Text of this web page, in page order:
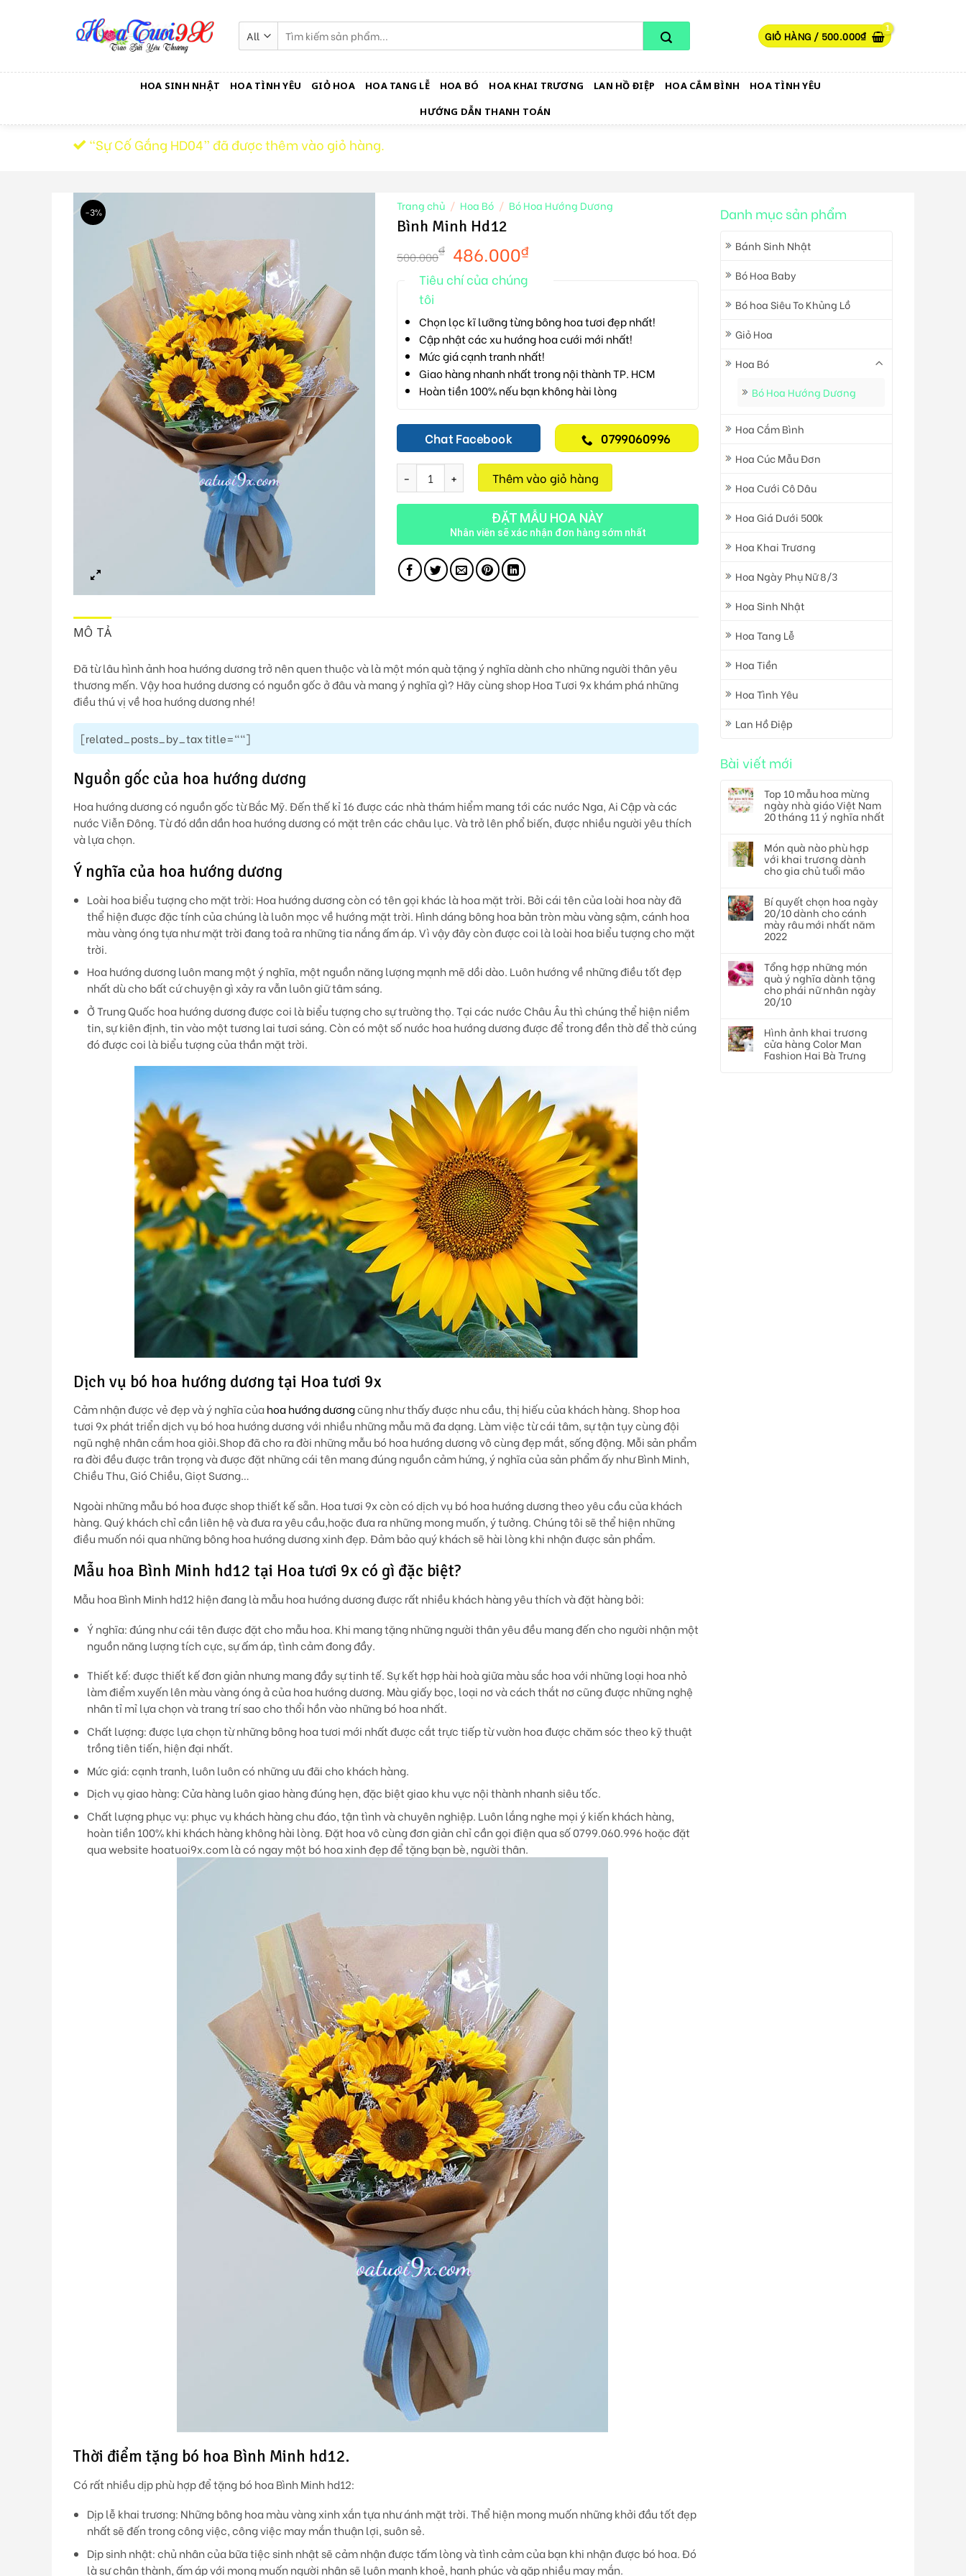
kiếm:
GIỎ HÀNG / 500.000₫
HOA SINH NHẬT HOA TÌNH YÊU GIỎ HOA HOA TANG LỄ HOA BÓ HOA KHAI TRƯƠNG LAN HỒ ĐIỆP HOA CẮM BÌNH
HOA TÌNH YÊU
HƯỚNG DẪN THANH TOÁN
“Sự Cố Gắng HD04” đã được thêm vào giỏ hàng.
Danh mục sản phẩm
Bánh Sinh Nhật
Bó Hoa Baby
Bó hoa Siêu To Khủng Lồ
Giỏ Hoa
Hoa Bó
Bó Hoa Hướng Dương
Hoa Cắm Bình
Hoa Cúc Mẫu Đơn
Hoa Cưới Cô Dâu
Hoa Giá Dưới 500k
Hoa Khai Trương
Hoa Ngày Phụ Nữ 8/3
Hoa Sinh Nhật
Hoa Tang Lễ
Hoa Tiền
Hoa Tình Yêu
Lan Hồ Điệp
Bài viết mới
Top 10 mẫu hoa mừng
ngày nhà giáo Việt Nam
20 tháng 11 ý nghĩa nhất
Món quà nào phù hợp
với khai trương dành
cho gia chủ tuổi mão
Bí quyết chọn hoa ngày
20/10 dành cho cánh
mày râu mới nhất năm
2022
Tổng hợp những món
quà ý nghĩa dành tặng
cho phái nữ nhân ngày
20/10
Hình ảnh khai trương
cửa hàng Color Man
Fashion Hai Bà Trưng
-3% Trang chủ / Hoa Bó / Bó Hoa Hướng Dương
Bình Minh Hd12
500.000₫ 486.000₫
Tiêu chí của chúng
tôi
Chọn lọc kĩ lưỡng từng bông hoa tươi đẹp nhất!
Cập nhật các xu hướng hoa cưới mới nhất!
Mức giá cạnh tranh nhất!
Giao hàng nhanh nhất trong nội thành TP. HCM
Hoàn tiền 100% nếu bạn không hài lòng
Chat Facebook 0799060996
Bình Minh Hd12 số lượngThêm vào giỏ hàng
ĐẶT MẪU HOA NÀY
Nhân viên sẽ xác nhận đơn hàng sớm nhất
MÔ TẢ
Đã từ lâu hình ảnh hoa hướng dương trở nên quen thuộc và là một món quà tặng ý nghĩa dành cho những người thân yêu
thương mến. Vậy hoa hướng dương có nguồn gốc ở đâu và mang ý nghĩa gì? Hãy cùng shop Hoa Tươi 9x khám phá những
điều thú vị về hoa hướng dương nhé!
[related_posts_by_tax title=""]
Nguồn gốc của hoa hướng dương
Hoa hướng dương có nguồn gốc từ Bắc Mỹ. Đến thế kỉ 16 được các nhà thám hiểm mang tới các nước Nga, Ai Cập và các
nước Viễn Đông. Từ đó dần dần hoa hướng dương có mặt trên các châu lục. Và trở lên phổ biến, được nhiều người yêu thích
và lựa chọn.
Ý nghĩa của hoa hướng dương
Loài hoa biểu tượng cho mặt trời: Hoa hướng dương còn có tên gọi khác là hoa mặt trời. Bởi cái tên của loài hoa này đã
thể hiện được đặc tính của chúng là luôn mọc về hướng mặt trời. Hình dáng bông hoa bản tròn màu vàng sậm, cánh hoa
màu vàng óng tựa như mặt trời đang toả ra những tia nắng ấm áp. Vì vậy đây còn được coi là loài hoa biểu tượng cho mặt
trời.
Hoa hướng dương luôn mang một ý nghĩa, một nguồn năng lượng mạnh mẽ dồi dào. Luôn hướng về những điều tốt đẹp
nhất dù cho bất cứ chuyện gì xảy ra vẫn luôn giữ tâm sáng.
Ở Trung Quốc hoa hướng dương được coi là biểu tượng cho sự trường thọ. Tại các nước Châu Âu thì chúng thể hiện niềm
tin, sự kiên định, tin vào một tương lai tươi sáng. Còn có một số nước hoa hướng dương được để trong đền thờ để thờ cúng
đó được coi là biểu tượng của thần mặt trời.
Dịch vụ bó hoa hướng dương tại Hoa tươi 9x
Cảm nhận được vẻ đẹp và ý nghĩa củahoa hướng dươngcũng như thấy được nhu cầu, thị hiếu của khách hàng. Shop hoa
tươi 9x phát triển dịch vụ bó hoa hướng dương với nhiều những mẫu mã đa dạng. Làm việc từ cái tâm, sự tận tụy cùng đội
ngũ nghệ nhân cắm hoa giỏi.Shop đã cho ra đời những mẫu bó hoa hướng dương vô cùng đẹp mắt, sống động. Mỗi sản phẩm
ra đời đều được trân trọng và được đặt những cái tên mang đúng nguồn cảm hứng, ý nghĩa của sản phẩm ấy như Bình Minh,
Chiều Thu, Gió Chiều, Giọt Sương…
Ngoài những mẫu bó hoa được shop thiết kế sẵn. Hoa tươi 9x còn có dịch vụ bó hoa hướng dương theo yêu cầu của khách
hàng. Quý khách chỉ cần liên hệ và đưa ra yêu cầu,hoặc đưa ra những mong muốn, ý tưởng. Chúng tôi sẽ thể hiện những
điều muốn nói qua những bông hoa hướng dương xinh đẹp. Đảm bảo quý khách sẽ hài lòng khi nhận được sản phẩm.
Mẫu hoa Bình Minh hd12 tại Hoa tươi 9x có gì đặc biệt?
Mẫu hoa Bình Minh hd12 hiện đang là mẫu hoa hướng dương được rất nhiều khách hàng yêu thích và đặt hàng bởi:
Ý nghĩa: đúng như cái tên được đặt cho mẫu hoa. Khi mang tặng những người thân yêu đều mang đến cho người nhận một
nguồn năng lượng tích cực, sự ấm áp, tình cảm đong đầy.
Thiết kế:được thiết kế đơn giản nhưng mang đầy sự tinh tế. Sự kết hợp hài hoà giữa màu sắc hoa với những loại hoa nhỏ
làm điểm xuyến lên màu vàng óng ả của hoa hướng dương. Màu giấy bọc, loại nơ và cách thắt nơ cũng được những nghệ
nhân tỉ mỉ lựa chọn và trang trí sao cho thổi hồn vào những bó hoa nhất.
Chất lượng:được lựa chọn từ những bông hoa tươi mới nhất được cắt trực tiếp từ vườn hoa được chăm sóc theo kỹ thuật
trồng tiên tiến, hiện đại nhất.
Mức giá:cạnh tranh, luôn luôn có những ưu đãi cho khách hàng.
Dịch vụ giao hàng: Cửa hàng luôn giao hàng đúng hẹn, đặc biệt giao khu vực nội thành nhanh siêu tốc.
Chất lượng phục vụ: phục vụ khách hàng chu đáo, tận tình và chuyên nghiệp. Luôn lắng nghe mọi ý kiến khách hàng,
hoàn tiền 100% khi khách hàng không hài lòng. Đặt hoa vô cùng đơn giản chỉ cần gọi điện qua số 0799.060.996 hoặc đặt
qua website hoatuoi9x.com là có ngay một bó hoa xinh đẹp để tặng bạn bè, người thân.
Thời điểm tặng bó hoa Bình Minh hd12.
Có rất nhiều dịp phù hợp để tặng bó hoa Bình Minh hd12:
Dịp lễ khai trương: Những bông hoa màu vàng xinh xắn tựa như ánh mặt trời. Thể hiện mong muốn những khởi đầu tốt đẹp
nhất sẽ đến trong công việc, công việc may mắn thuận lợi, suôn sẻ.
Dịp sinh nhật: chủ nhân của bữa tiệc sinh nhật sẽ cảm nhận được tấm lòng và tình cảm của bạn khi nhận được bó hoa. Đó
là sự chân thành, ấm áp với mong muốn người nhận sẽ luôn mạnh khoẻ, hạnh phúc và gặp nhiều may mắn.